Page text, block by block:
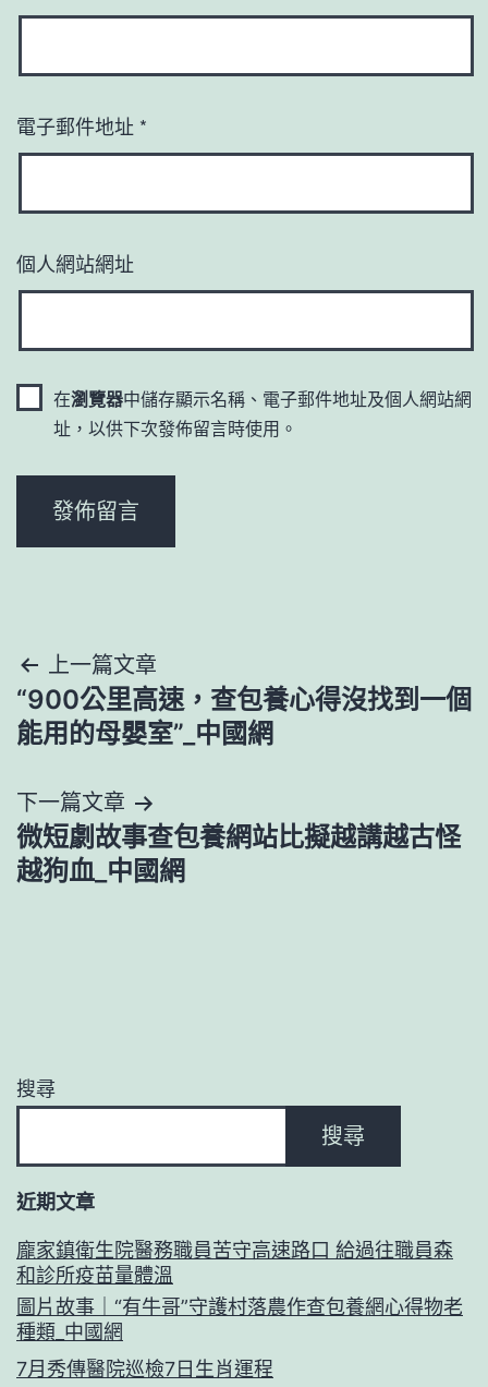
電子郵件地址 *
個人網站網址
在瀏覽器中儲存顯示名稱、電子郵件地址及個人網站網
址，以供下次發佈留言時使用。
文
章
覽
上一篇文章
“900公里高速，查包養心得沒找到一個
能用的母嬰室”_中國網
下一篇文章
微短劇故事查包養網站比擬越講越古怪
越狗血_中國網
搜尋
搜尋
近期文章
龐家鎮衛生院醫務職員苦守高速路口 給過往職員森
和診所疫苗量體溫
圖片故事｜“有牛哥”守護村落農作查包養網心得物老
種類_中國網
7月秀傳醫院巡檢7日生肖運程